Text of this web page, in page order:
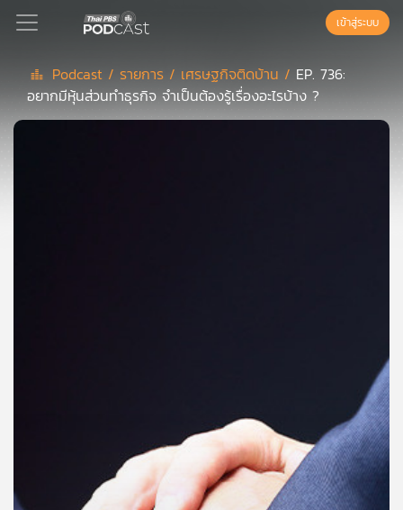
Podcast
เข้าสู่ระบบ
Podcast / รายการ / เศรษฐกิจติดบ้าน / EP. 736:
อยากมีหุ้นส่วนทำธุรกิจ จำเป็นต้องรู้เรื่องอะไรบ้าง ?